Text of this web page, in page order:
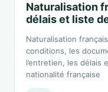
Naturalisation
délais et liste
Naturalisation
conditions, les
l’entretien, les délais
nationalité française